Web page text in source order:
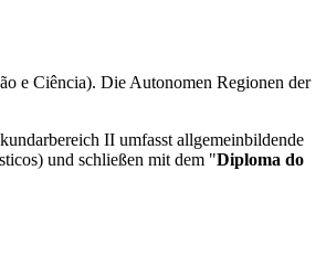
e Ciência). Die Autonomen Regionen der
II umfasst allgemeinbildende
und schließen mit dem "Diploma do